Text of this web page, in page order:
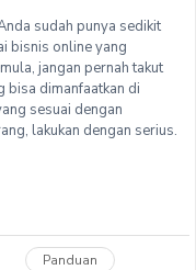
sudah punya sedikit
bisnis online yang
jangan pernah takut
bisa dimanfaatkan di
sesuai dengan
lakukan dengan serius.
Panduan